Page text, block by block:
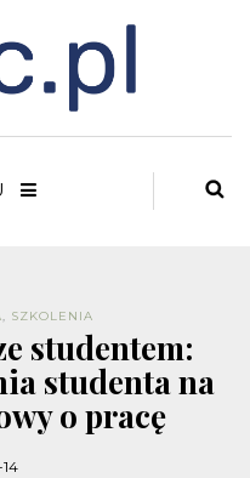
, SZKOLENIA
studentem:
studenta na
o pracę